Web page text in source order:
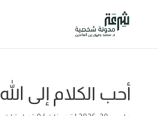
أحب الكلام إلى الله